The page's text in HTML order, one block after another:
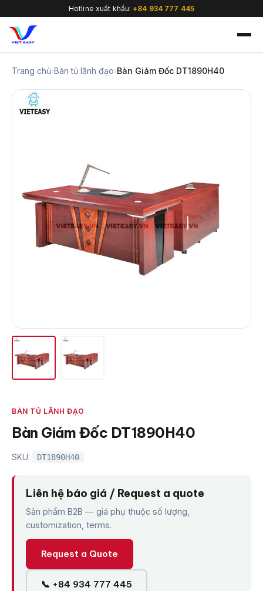
Hotline xuất khẩu:+84 934 777 445
Trang chủ›Bàn tủ lãnh đạo›Bàn Giám Đốc DT1890H40
BÀN TỦ LÃNH ĐẠO
Bàn Giám Đốc DT1890H40
SKU: DT1890H40
Liên hệ báo giá / Request a quote
Sản phẩm B2B — giá phụ thuộc số lượng,
customization, terms.
Request a Quote
📞 +84 934 777 445